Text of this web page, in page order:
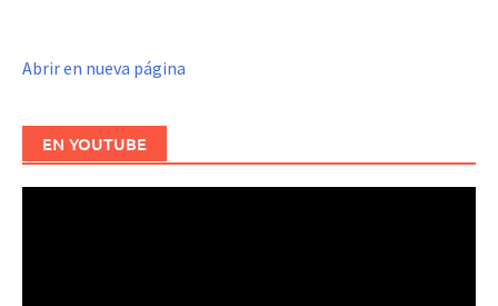
Abrir en nueva página
EN YOUTUBE